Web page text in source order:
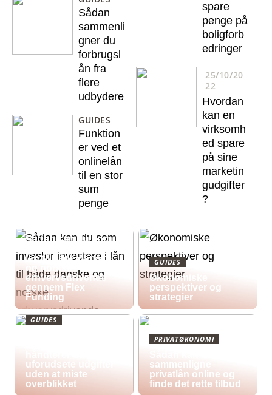
Sådan
sammenli
gner du
forbrugsl
ån fra
flere
udbydere
GUIDES
Funktion
er ved et
onlinelån
til en stor
sum
penge
spare
penge på
boligforb
edringer
25/10/20
22
Hvordan
kan en
virksomh
ed spare
på sine
marketin
gudgifter
?
Sådan kan du som
lån til både danske
og norske
erhvervsdrivende
gennem Flex
Funding
GUIDES
Økonomiske
perspektiver og
strategier
GUIDES
uforudsete udgifter
uden at miste
overblikket
PRIVATØKONOMI
sammenligne
privatlån online og
finde det rette tilbud